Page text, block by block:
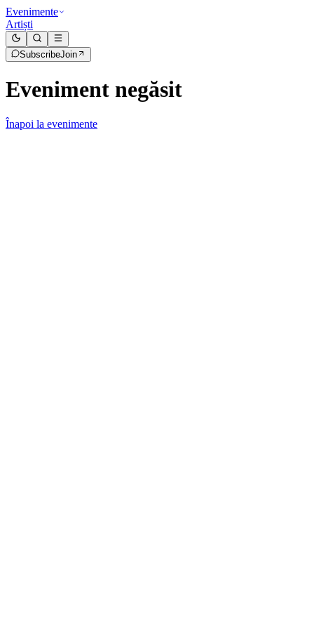
Evenimente
Artiști
SubscribeJoin
Eveniment negăsit
Înapoi la evenimente